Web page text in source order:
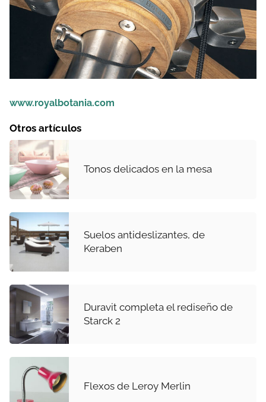
www.royalbotania.com
Otros artículos
Tonos delicados en la mesa
Suelos antideslizantes, de
Keraben
Duravit completa el rediseño de
Starck 2
Flexos de Leroy Merlin